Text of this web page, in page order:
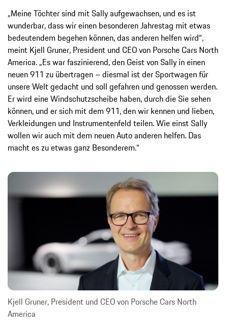
„Meine Töchter sind mit Sally aufgewachsen, und es ist
wunderbar, dass wir einen besonderen Jahrestag mit etwas
bedeutendem begehen können, das anderen helfen wird“,
meint Kjell Gruner, President und CEO von Porsche Cars North
America. „Es war faszinierend, den Geist von Sally in einen
neuen 911 zu übertragen – diesmal ist der Sportwagen für
unsere Welt gedacht und soll gefahren und genossen werden.
Er wird eine Windschutzscheibe haben, durch die Sie sehen
können, und er sich mit dem 911, den wir kennen und lieben,
Verkleidungen und Instrumentenfeld teilen. Wie einst Sally
wollen wir auch mit dem neuen Auto anderen helfen. Das
macht es zu etwas ganz Besonderem.“
Kjell Gruner, President und CEO von Porsche Cars North
America